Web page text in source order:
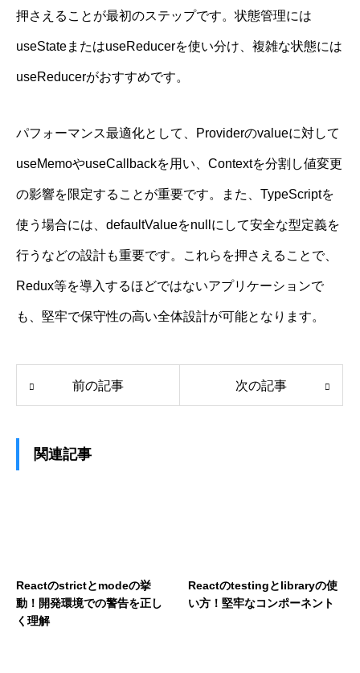
押さえることが最初のステップです。状態管理には
useStateまたはuseReducerを使い分け、複雑な状態には
useReducerがおすすめです。
パフォーマンス最適化として、Providerのvalueに対して
useMemoやuseCallbackを用い、Contextを分割し値変更
の影響を限定することが重要です。また、TypeScriptを
使う場合には、defaultValueをnullにして安全な型定義を
行うなどの設計も重要です。これらを押さえることで、
Redux等を導入するほどではないアプリケーションで
も、堅牢で保守性の高い全体設計が可能となります。
前の記事 次の記事
関連記事
Reactのstrictとmodeの挙
動！開発環境での警告を正し
く理解
Reactのtestingとlibraryの使
い方！堅牢なコンポーネント